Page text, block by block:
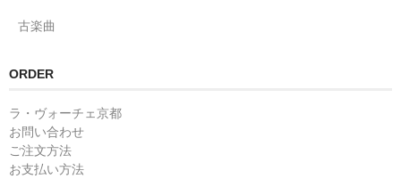
古楽曲
ORDER
ラ・ヴォーチェ京都
お問い合わせ
ご注文方法
お支払い方法